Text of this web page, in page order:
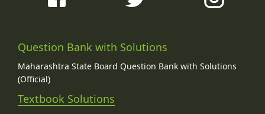
Question Bank with Solutions
Maharashtra State Board Question Bank with Solutions
(Official)
Textbook Solutions